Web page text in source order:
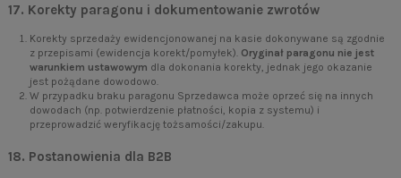
17. Korekty paragonu i dokumentowanie zwrotów
Korekty sprzedaży ewidencjonowanej na kasie dokonywane są zgodnie
z przepisami (ewidencja korekt/pomyłek). Oryginał paragonu nie jest
warunkiem ustawowym dla dokonania korekty, jednak jego okazanie
jest pożądane dowodowo.
W przypadku braku paragonu Sprzedawca może oprzeć się na innych
dowodach (np. potwierdzenie płatności, kopia z systemu) i
przeprowadzić weryfikację tożsamości/zakupu.
18. Postanowienia dla B2B